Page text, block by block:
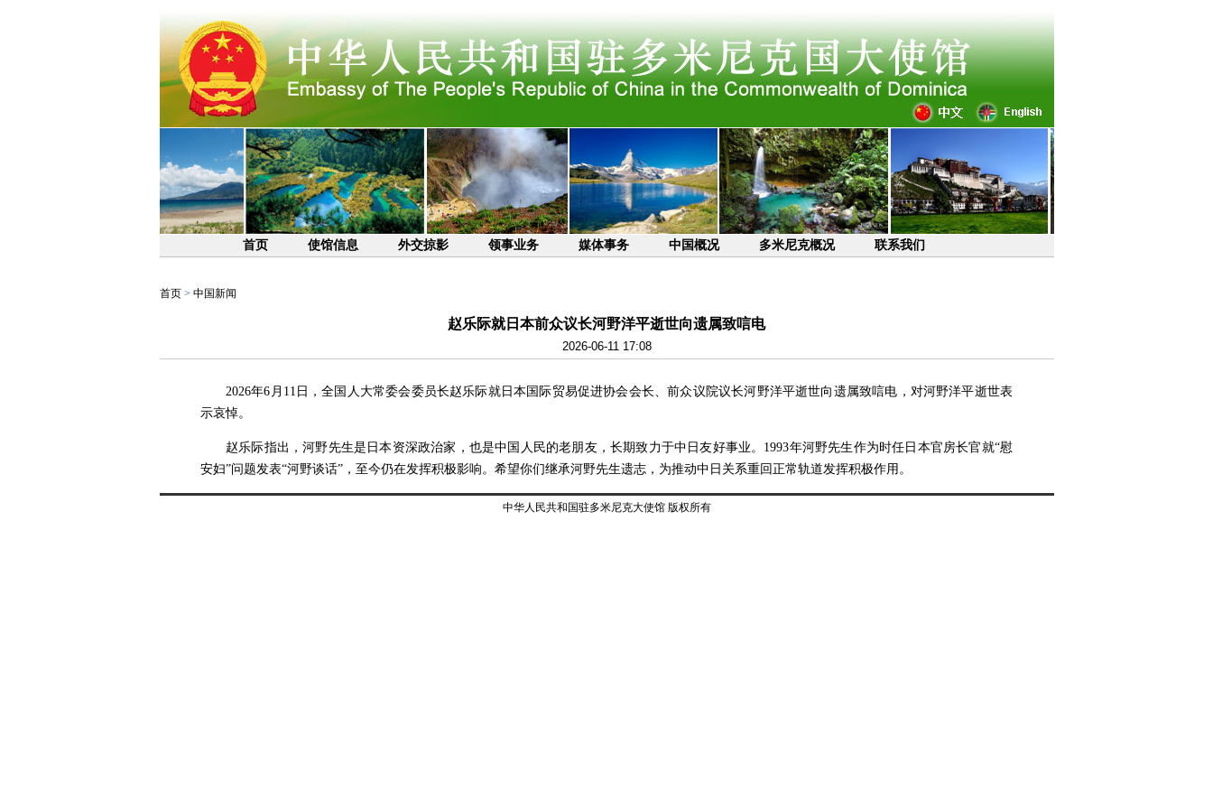
首页 使馆信息 外交掠影 领事业务 媒体事务 中国概况 多米尼克概况 联系我们
首页> 中国新闻
赵乐际就日本前众议长河野洋平逝世向遗属致唁电
2026-06-11 17:08
2026年6月11日，全国人大常委会委员长赵乐际就日本国际贸易促进协会会长、前众议院议长河野洋平逝世向遗属致唁电，对河野洋平逝世表
示哀悼。
赵乐际指出，河野先生是日本资深政治家，也是中国人民的老朋友，长期致力于中日友好事业。1993年河野先生作为时任日本官房长官就“慰
安妇”问题发表“河野谈话”，至今仍在发挥积极影响。希望你们继承河野先生遗志，为推动中日关系重回正常轨道发挥积极作用。
中华人民共和国驻多米尼克大使馆 版权所有